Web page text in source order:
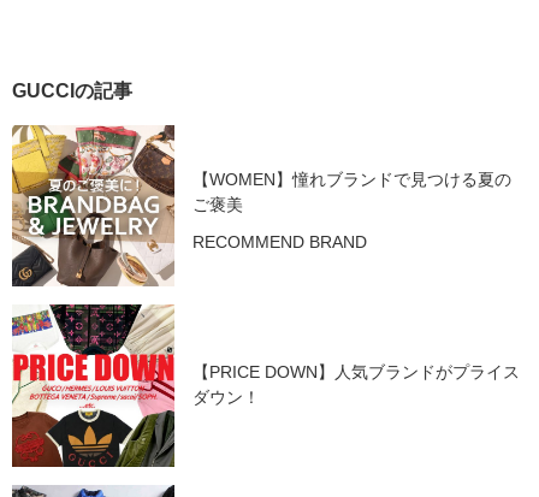
GUCCIの記事
【WOMEN】憧れブランドで見つける夏の
ご褒美
RECOMMEND BRAND
【PRICE DOWN】人気ブランドがプライス
ダウン！